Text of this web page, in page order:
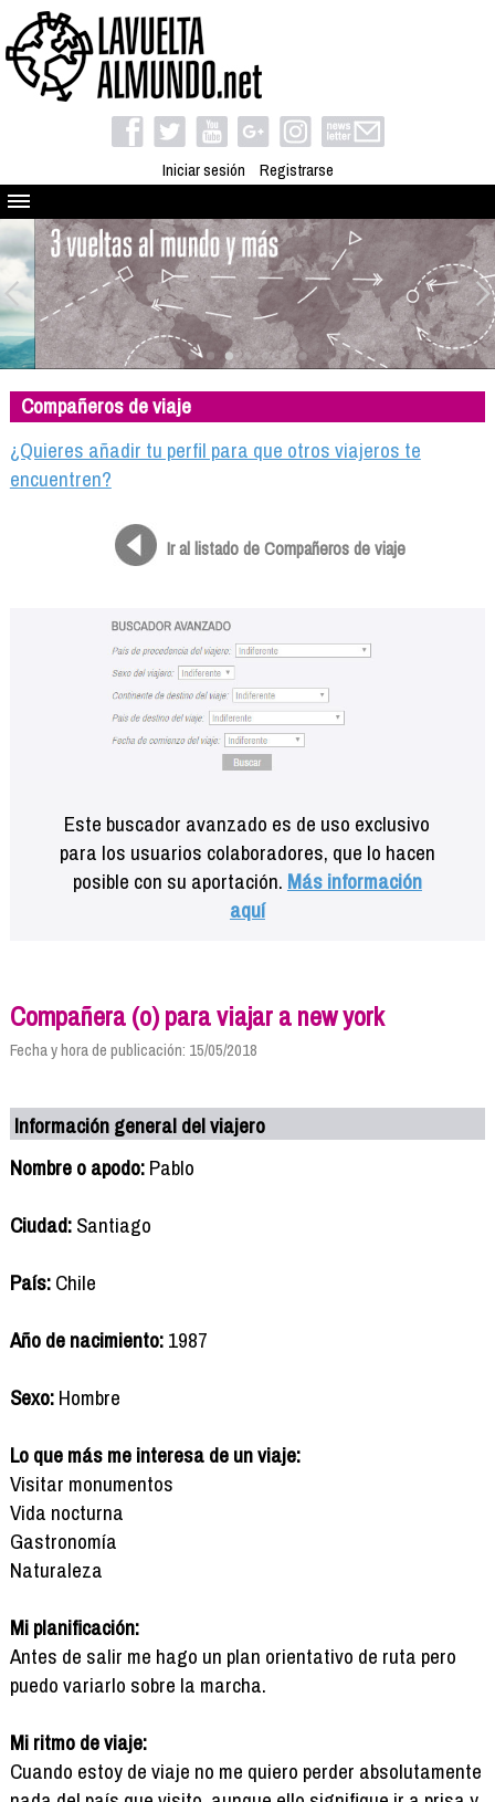
Iniciar sesión Registrarse
Quienes somos
El proyecto
Blog
Viaja con nosotros
Camino solidario
Libros
Compañeros de viaje
Compañeros de viaje
¿Quieres añadir tu perfil para que otros viajeros te
encuentren?
Ir al listado de Compañeros de viaje
Este buscador avanzado es de uso exclusivo
para los usuarios colaboradores, que lo hacen
posible con su aportación. Más información
aquí
Compañera (o) para viajar a new york
Fecha y hora de publicación: 15/05/2018
Información general del viajero
Nombre o apodo:Pablo
Ciudad:Santiago
País:Chile
Año de nacimiento:1987
Sexo:Hombre
Lo que más me interesa de un viaje:
Visitar monumentos
Vida nocturna
Gastronomía
Naturaleza
Mi planificación:
Antes de salir me hago un plan orientativo de ruta pero
puedo variarlo sobre la marcha.
Mi ritmo de viaje:
Cuando estoy de viaje no me quiero perder absolutamente